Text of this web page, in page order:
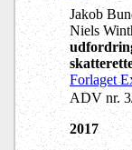
Jakob
Niels
Forlaget
ADV nr.
2017